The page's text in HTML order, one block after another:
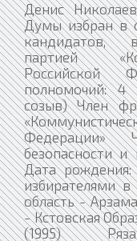
Денис
Думы избран в
кандидатов,
партией
Российской
полномочий: 4
созыв) Член
безопасности
Дата рождения:
избирателями
область -
- Кстовская
(1995)